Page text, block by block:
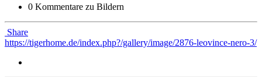
0 Kommentare zu Bildern
Share
https://tigerhome.de/index.php?/gallery/image/2876-leovince-nero-3/